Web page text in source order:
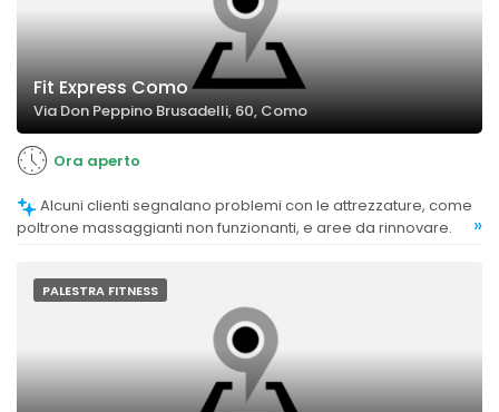
Fit Express Como
Via Don Peppino Brusadelli, 60, Como
Ora aperto
poltrone massaggianti non funzionanti, e aree da rinnovare.
»
PALESTRA FITNESS